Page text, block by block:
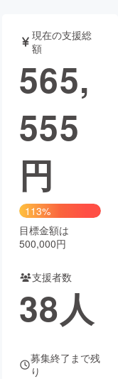
書籍・雑誌
チャレンジ
Creation
コミュニティ
現在の支援総
額
565,
555
円
113%
目標金額は
500,000円
支援者数
38人
募集終了まで残
り